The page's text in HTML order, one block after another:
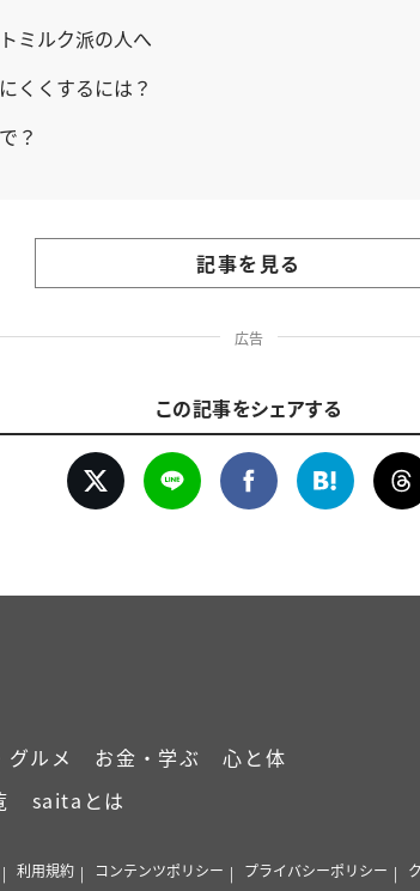
ミルク派の人へ
くくするには？
？
記事を見る
広告
この記事をシェアする
グルメ お金・学ぶ
心と体
saitaとは
利用規約 コンテンツポリシー プライバシーポリシー